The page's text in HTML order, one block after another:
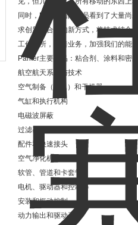
同时，Parker团队成员看到了大量尚
求创新和合作的新方式，将技术结合
工作场所，改善业务，加强我们的能
Parker主要产品：粘合剂、涂料和密
航空航天系统与技术
空气制备（FRL）和干燥器
气缸和执行机构
电磁波屏蔽
过滤器、收集器、分离器、净化器
配件和快速接头
空气净化机
软管、管道和卡套管
电机、驱动器和控制器
安装和振动控制
动力输出和驱动系统